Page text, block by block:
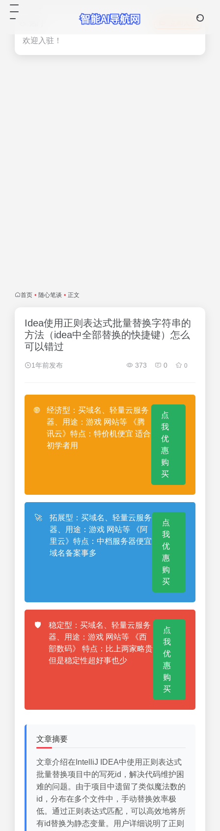
欢迎入驻！
首页 • 随心笔谈 • 正文
Idea使用正则表达式批量替换字符串的
方法（idea中全部替换的快捷键）怎么
可以错过
1年前发布 373 0 0
🌐
经济型：买域名、轻量云服务
器、用途：游戏 网站等 《腾
讯云》特点：特价机便宜 适合
初学者用
点
我
优
惠
购
买
🚀
拓展型：买域名、轻量云服务
器、用途：游戏 网站等 《阿
里云》特点：中档服务器便宜
域名备案事多
点
我
优
惠
购
买
🛡️
稳定型：买域名、轻量云服务
器、用途：游戏 网站等 《西
部数码》 特点：比上两家略贵
但是稳定性超好事也少
点
我
优
惠
购
买
文章摘要
文章介绍在IntelliJ IDEA中使用正则表达式
批量替换项目中的写死id，解决代码维护困
难的问题。由于项目中遗留了类似魔法数的
id，分布在多个文件中，手动替换效率极
低。通过正则表达式匹配，可以高效地将所
有id替换为静态变量。用户详细说明了正则